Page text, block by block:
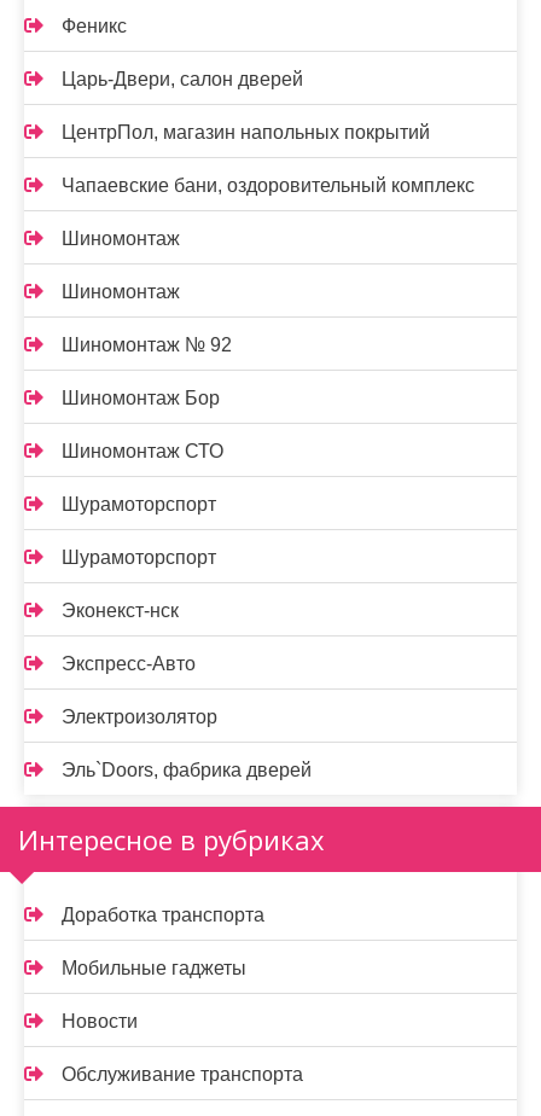
Феникс
Царь-Двери, салон дверей
ЦентрПол, магазин напольных покрытий
Чапаевские бани, оздоровительный комплекс
Шиномонтаж
Шиномонтаж
Шиномонтаж № 92
Шиномонтаж Бор
Шиномонтаж СТО
Шурамоторспорт
Шурамоторспорт
Эконекст-нск
Экспресс-Авто
Электроизолятор
Эль`Doors, фабрика дверей
Интересное в рубриках
Доработка транспорта
Мобильные гаджеты
Новости
Обслуживание транспорта